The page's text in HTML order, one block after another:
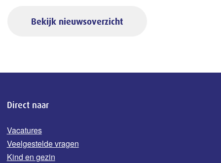
Bekijk nieuwsoverzicht
Direct naar
Vacatures
Veelgestelde vragen
Kind en gezin